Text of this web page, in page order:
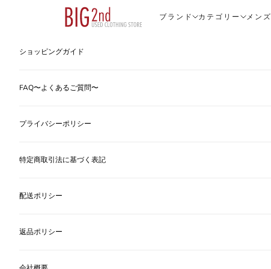
ヴィンテージ古着のオンライン通販なら【公式】古着屋BIG2nd
ブランド カテゴリー メンズ
ショッピングガイド
FAQ〜よくあるご質問〜
プライバシーポリシー
特定商取引法に基づく表記
配送ポリシー
返品ポリシー